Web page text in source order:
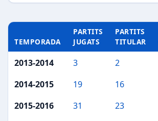
TEMPORADA
PARTITS
JUGATS
PARTITS
TITULAR
2013-2014 3 2
2014-2015
19 16
2015-2016
31 23